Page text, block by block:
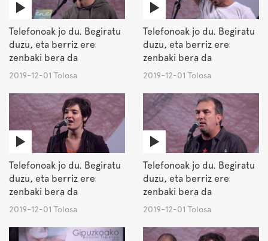
Telefonoak jo du. Begiratu
duzu, eta berriz ere
zenbaki bera da
2019-12-01 Tolosa
Telefonoak jo du. Begiratu
duzu, eta berriz ere
zenbaki bera da
2019-12-01 Tolosa
Telefonoak jo du. Begiratu
duzu, eta berriz ere
zenbaki bera da
2019-12-01 Tolosa
Telefonoak jo du. Begiratu
duzu, eta berriz ere
zenbaki bera da
2019-12-01 Tolosa